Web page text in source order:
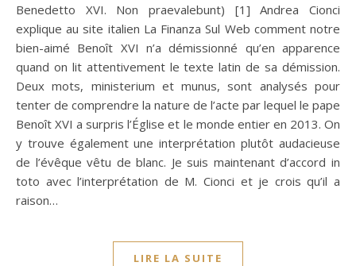
Benedetto XVI. Non praevalebunt) [1] Andrea Cionci
explique au site italien La Finanza Sul Web comment notre
bien-aimé Benoît XVI n’a démissionné qu’en apparence
quand on lit attentivement le texte latin de sa démission.
Deux mots, ministerium et munus, sont analysés pour
tenter de comprendre la nature de l’acte par lequel le pape
Benoît XVI a surpris l’Église et le monde entier en 2013. On
y trouve également une interprétation plutôt audacieuse
de l’évêque vêtu de blanc. Je suis maintenant d’accord in
toto avec l’interprétation de M. Cionci et je crois qu’il a
raison…
LIRE LA SUITE